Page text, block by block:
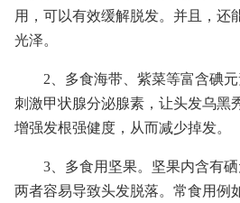
用，可以有效缓解脱发。并且，还
光泽。
2、多食海带、紫菜等富含碘
刺激甲状腺分泌腺素，让头发乌黑
增强发根强健度，从而减少掉发。
3、多食用坚果。坚果内含有
两者容易导致头发脱落。常食用例